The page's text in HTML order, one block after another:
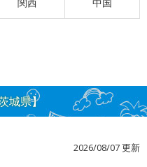
城県】
2026/08/07 更新